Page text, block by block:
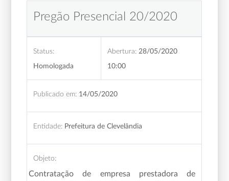
Pregão Presencial 20/2020
Status:
Homologada
Abertura: 28/05/2020
10:00
Publicado em: 14/05/2020
Entidade: Prefeitura de Clevelândia
Objeto:
Contratação de empresa prestadora de